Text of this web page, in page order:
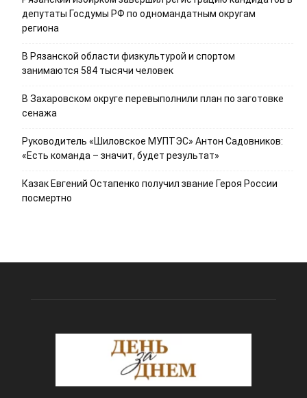
депутаты Госдумы РФ по одномандатным округам
региона
В Рязанской области физкультурой и спортом
занимаются 584 тысячи человек
В Захаровском округе перевыполнили план по заготовке
сенажа
Руководитель «Шиловское МУПТЭС» Антон Садовников:
«Есть команда – значит, будет результат»
Казак Евгений Остапенко получил звание Героя России
посмертно